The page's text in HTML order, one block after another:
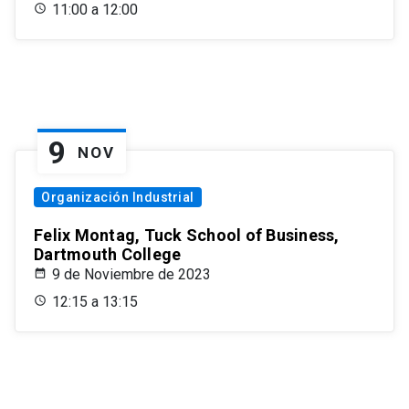
11:00 a 12:00
9 NOV
Organización Industrial
Felix Montag, Tuck School of Business,
Dartmouth College
9 de Noviembre de 2023
12:15 a 13:15